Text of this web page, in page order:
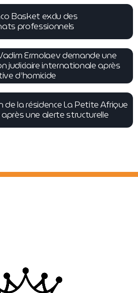
Basket exclu des
professionnels
Ermolaev demande une
judiciaire internationale après
d’homicide
de la résidence La Petite Afrique
une alerte structurelle